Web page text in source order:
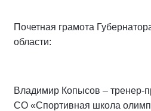
Почетная грамота
области:
Владимир Копысов – тренер-
СО «Спортивная школа